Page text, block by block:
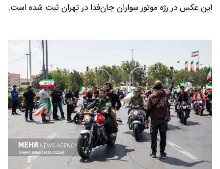
این عکس در رژه موتور سواران جان‌فدا در تهران ثبت شده است.